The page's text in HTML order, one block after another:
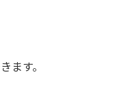
ます。